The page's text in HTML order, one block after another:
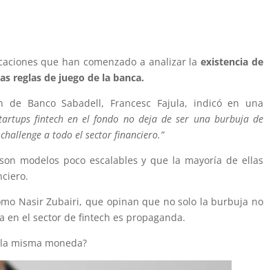
que han comenzado a analizar la existencia de
reglas de juego de la banca.
Banco Sabadell, Francesc Fajula, indicó en una
fintech en el fondo no deja de ser una burbuja de
a todo el sector financiero.”
modelos poco escalables y que la mayoría de ellas
Nasir Zubairi, que opinan que no solo la burbuja no
el sector de fintech es propaganda.
misma moneda?